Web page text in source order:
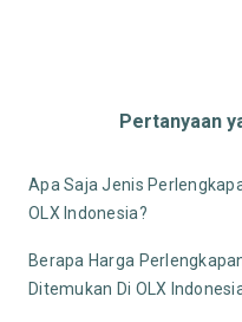
Pertanyaan
Apa Saja Jenis
OLX Indonesia?
Berapa Harga
Ditemukan Di OLX